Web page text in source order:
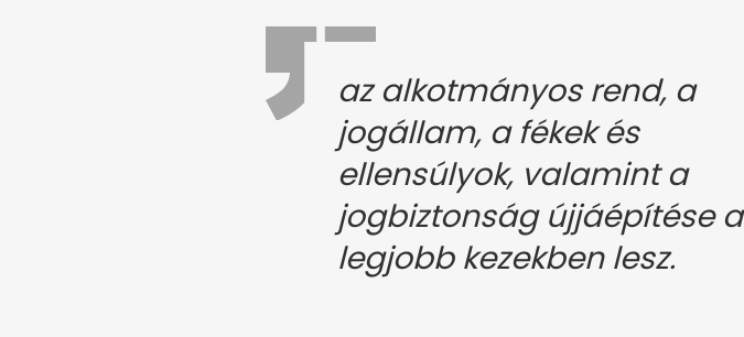
az alkotmányos rend, a
jogállam, a fékek és
ellensúlyok, valamint a
jogbiztonság újjáépítése a
legjobb kezekben lesz.